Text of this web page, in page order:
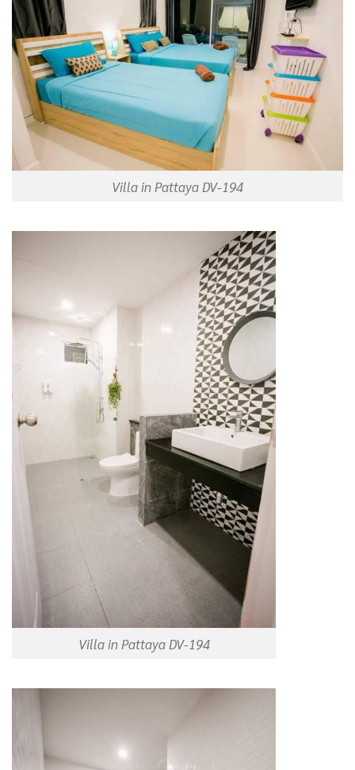
Villa in Pattaya DV-194
Villa in Pattaya DV-194